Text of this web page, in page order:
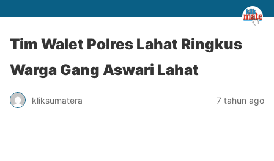
Tim Walet Polres Lahat Ringkus
Warga Gang Aswari Lahat
kliksumatera 7 tahun ago